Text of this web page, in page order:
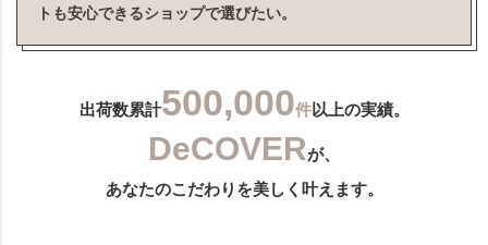
トも安心できるショップで選びたい。
出荷数累計500,000件以上の実績。
DeCOVERが、
あなたのこだわりを美しく叶えます。